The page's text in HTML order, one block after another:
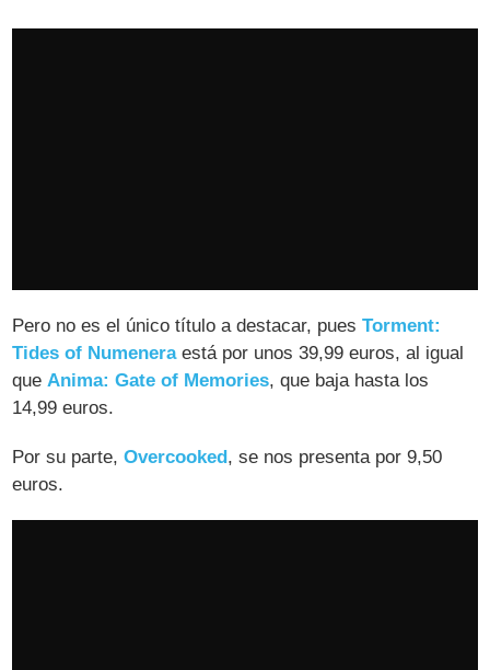
Pero no es el único título a destacar, puesTorment:
Tides of Numeneraestá por unos 39,99 euros, al igual
queAnima: Gate of Memories, que baja hasta los
14,99 euros.
Por su parte,Overcooked , se nos presenta por 9,50
euros.